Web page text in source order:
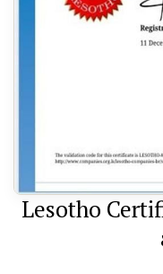
Lesotho